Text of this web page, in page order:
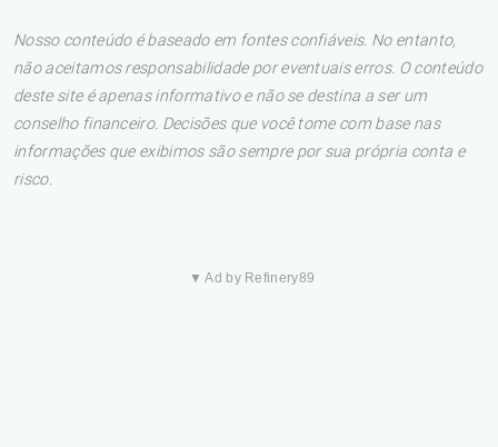
Nosso conteúdo é baseado em fontes confiáveis. No entanto,
não aceitamos responsabilidade por eventuais erros. O conteúdo
deste site é apenas informativo e não se destina a ser um
conselho financeiro. Decisões que você tome com base nas
informações que exibimos são sempre por sua própria conta e
risco.
▼ Ad by Refinery89